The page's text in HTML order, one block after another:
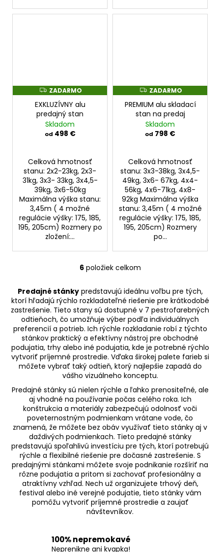
Z
A
D
A
R
M
ZADARMO
EXKLUZÍVNY alu
predajný stan
Skladom
od 498 €
Celková hmotnosť
stanu: 2x2-23kg, 2x3-
31kg, 3x3- 33kg, 3x4,5-
39kg, 3x6-50kg
Maximálna výška stanu:
3,45m ( 4 možné
regulácie výšky: 175, 185,
195, 205cm) Rozmery po
zložení:...
Z
A
D
R
M
ZADARMO
PREMIUM alu skladací
stan na predaj
Skladom
od 798 €
Celková hmotnosť
stanu: 3x3-38kg, 3x4,5-
49kg, 3x6- 67kg, 4x4-
56kg, 4x6-71kg, 4x8-
92kg Maximálna výška
stanu: 3,45m ( 4 možné
regulácie výšky: 175, 185,
195, 205cm) Rozmery
po...
O
l
á
d
a
c
i
e
p
r
v
k
y
v
ý
p
i
s
u
6položiek celkom
Predajné stánkypredstavujú ideálnu voľbu pre tých,
ktorí hľadajú rýchlo rozkladateľné riešenie pre krátkodobé
zastrešenie. Tieto stany sú dostupné v 7 pestrofarebných
odtieňoch, čo umožňuje výber podľa individuálnych
preferencií a potrieb. Ich rýchle rozkladanie robí z týchto
stánkov praktický a efektívny nástroj pre obchodné
podujatia, trhy alebo iné podujatia, kde je potrebné rýchlo
vytvoriť príjemné prostredie. Vďaka širokej palete farieb si
môžete vybrať taký odtieň, ktorý najlepšie zapadá do
vášho vizuálneho konceptu.
Predajné stánky sú nielen rýchle a ľahko prenositeľné, ale
aj vhodné na používanie počas celého roka. Ich
konštrukcia a materiály zabezpečujú odolnosť voči
poveternostným podmienkam vrátane vode, čo
znamená, že môžete bez obáv využívať tieto stánky aj v
daždivých podmienkach. Tieto predajné stánky
predstavujú spoľahlivú investíciu pre tých, ktorí potrebujú
rýchle a flexibilné riešenie pre dočasné zastrešenie. S
predajnými stánkami môžete svoje podnikanie rozšíriť na
rôzne podujatia a pritom si zachovať profesionálny a
atraktívny vzhľad. Nech už organizujete trhový deň,
festival alebo iné verejné podujatie, tieto stánky vám
pomôžu vytvoriť príjemné prostredie a zaujať
návštevníkov.
100% nepremokavé
Neprenikne ani kvapka!